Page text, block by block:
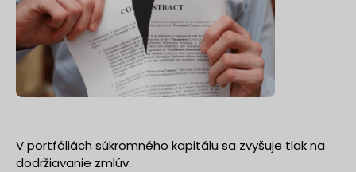
V portfóliách súkromného kapitálu sa zvyšuje tlak na
dodržiavanie zmlúv.